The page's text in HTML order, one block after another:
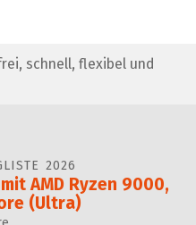
schnell, flexibel und
2026
AMD Ryzen 9000,
(Ultra)